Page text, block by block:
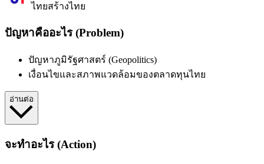
ไทยสร้างไทย
ปัญหาคืออะไร (Problem)
ปัญหาภูมิรัฐศาสตร์ (Geopolitics)
เงื่อนไขและสภาพแวดล้อมของตลาดทุนไทย
อ่านต่อ
จะทำอะไร (Action)